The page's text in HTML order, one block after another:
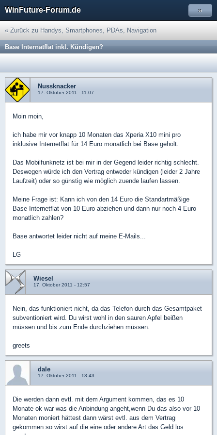
WinFuture-Forum.de »
« Zurück zu Handys, Smartphones, PDAs, Navigation
Base Internatflat inkl. Kündigen?
Nussknacker
17. Oktober 2011 - 11:07
Moin moin,
ich habe mir vor knapp 10 Monaten das Xperia X10 mini pro
inklusive Internetflat für 14 Euro monatlich bei Base geholt.
Das Mobilfunknetz ist bei mir in der Gegend leider richtig schlecht.
Deswegen würde ich den Vertrag entweder kündigen (leider 2 Jahre
Laufzeit) oder so günstig wie möglich zuende laufen lassen.
Meine Frage ist: Kann ich von den 14 Euro die Standartmäßige
Base Internetflat von 10 Euro abziehen und dann nur noch 4 Euro
monatlich zahlen?
Base antwortet leider nicht auf meine E-Mails...
LG
Wiesel
17. Oktober 2011 - 12:57
Nein, das funktioniert nicht, da das Telefon durch das Gesamtpaket
subventioniert wird. Du wirst wohl in den sauren Apfel beißen
müssen und bis zum Ende durchziehen müssen.
greets
dale
17. Oktober 2011 - 13:43
Die werden dann evtl. mit dem Argument kommen, das es 10
Monate ok war was die Anbindung angeht,wenn Du das also vor 10
Monaten moniert hättest dann wärst evtl. aus dem Vertrag
gekommen so wirst auf die eine oder andere Art das Geld los